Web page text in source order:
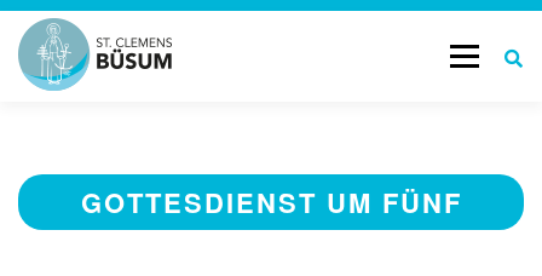
Menü
AKTUELL LEBENSBEGLEITUNG
GOTTESDIENST UM FÜNF